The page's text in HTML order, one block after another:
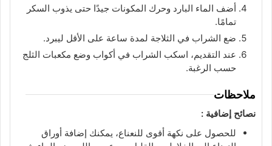
أضف الماء البارد وحرك المكونات جيدًا حتى يذوب السكر
تمامًا.
ضع الشراب في الثلاجة لمدة ساعة على الأقل ليبرد.
عند التقديم، اسكب الشراب في أكواب وضع مكعبات الثلج
حسب الرغبة.
ملاحظات
نصائح إضافية :
للحصول على نكهة أقوى للنعناع، يمكنك إضافة أوراق